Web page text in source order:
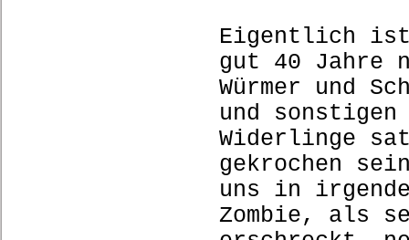
Eigentlich
gut 40 Jahre
Würmer und
und
Widerlinge
gekrochen
uns in
Zombie, als